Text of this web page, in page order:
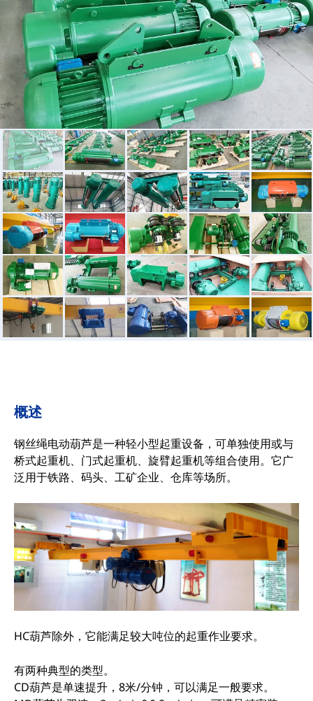
概述
钢丝绳电动葫芦是一种轻小型起重设备，可单独使用或与
桥式起重机、门式起重机、旋臂起重机等组合使用。它广
泛用于铁路、码头、工矿企业、仓库等场所。
HC葫芦除外，它能满足较大吨位的起重作业要求。
有两种典型的类型。
CD葫芦是单速提升，8米/分钟，可以满足一般要求。